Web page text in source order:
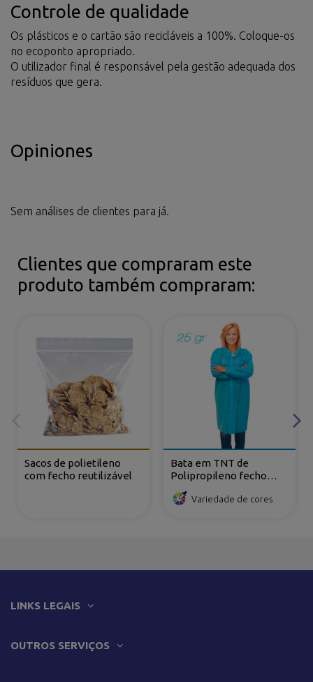
Controle de qualidade
Os plásticos e o cartão são recicláveis a 100%. Coloque-os
no ecoponto apropriado.
O utilizador final é responsável pela gestão adequada dos
resíduos que gera.
Opiniones
Sem análises de clientes para já.
Clientes que compraram este
produto também compraram:
Sacos de polietileno
com fecho reutilizável
Bata em TNT de
Polipropileno fecho
Variedade de cores
LINKS LEGAIS
OUTROS SERVIÇOS